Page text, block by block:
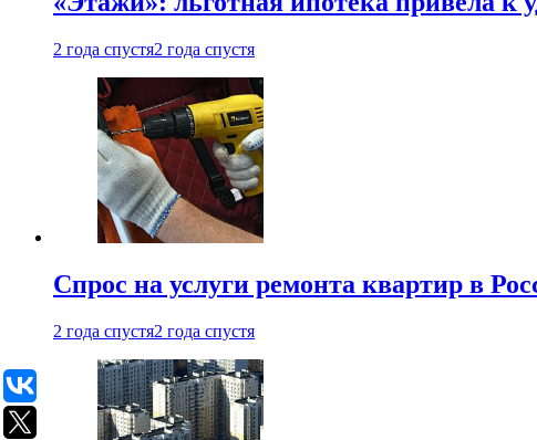
2 года спустя2 года спустя
Спрос на услуги ремонта квартир в
2 года спустя2 года спустя